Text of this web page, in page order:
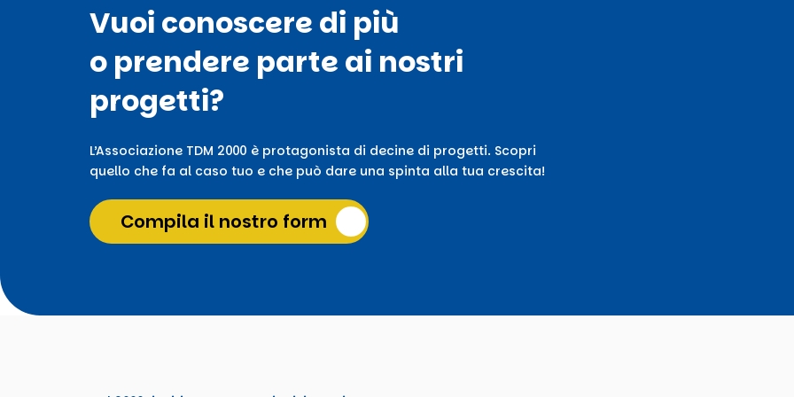
Vuoi conoscere di più
o prendere parte ai nostri
progetti?
L’Associazione TDM 2000 è protagonista di decine di progetti. Scopri
quello che fa al caso tuo e che può dare una spinta alla tua crescita!
Compila il nostro form